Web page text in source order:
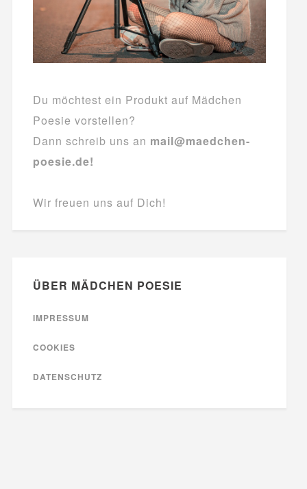
Du möchtest ein Produkt auf Mädchen
Poesie vorstellen?
Dann schreib uns an mail@maedchen-
poesie.de!
Wir freuen uns auf Dich!
ÜBER MÄDCHEN POESIE
IMPRESSUM
COOKIES
DATENSCHUTZ